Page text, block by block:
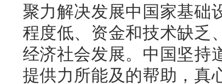
聚力解决发展中国家基础
程度低、资金和技术缺乏
经济社会发展。中国坚持
提供力所能及的帮助，真